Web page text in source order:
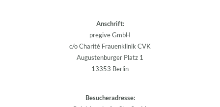
Anschrift:
pregive GmbH
c/o Charité Frauenklinik CVK
Augustenburger Platz 1
13353 Berlin
Besucheradresse: